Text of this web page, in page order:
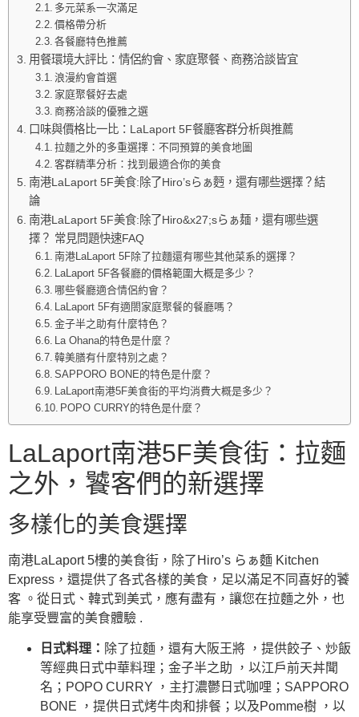
多元菜系一次滿足
價格帶分析
各餐廳特色推薦
用餐環境大評比：情侶約會、家庭聚餐、商務洽談皆宜
浪漫約會首選
家庭聚餐好去處
商務洽談的優雅之選
口味與價格比一比：LaLaport 5F餐廳客群分析與推薦
拉麵之外的多重選擇：不同預算的美食地圖
客群精準分析：找到最適合你的美食
南港LaLaport 5F美食:除了Hiro’sらぁ麪，還有哪些選擇？結
論
南港LaLaport 5F美食:除了Hiro&x27;sらぁ麺，還有哪些選
擇？ 常見問題快速FAQ
南港LaLaport 5F除了拉麵還有哪些其他菜系的選擇？
LaLaport 5F各餐廳的價格範圍大概是多少？
哪些餐廳適合情侶約會？
LaLaport 5F有適閤家庭聚餐的餐廳嗎？
金子半之助有什麼特色？
La Ohana的特色是什麼？
韓美膳有什麼特別之處？
SAPPORO BONE的特色是什麼？
LaLaport南港5F美食街的平均消費大概是多少？
POPO CURRY的特色是什麼？
LaLaport南港5F美食街：拉麵
之外，饕客們的新選擇
多樣化的美食選擇
南港LaLaport 5樓的美食街，除了Hiro’s らぁ麵 Kitchen
Express，還提供了各式各樣的美食，足以滿足不同喜好的饕
客 。從日式、韓式到美式，應有盡有，讓您在拉麵之外，也
能享受豐富的美食體驗 .
日式料理： 除了拉麵，還有大阪王將 ，提供餃子、炒飯
等經典日式中華料理；金子半之助 ，以江戶前天丼聞
名；POPO CURRY ，主打濃鬱日式咖哩；SAPPORO
BONE ，提供日式烤牛肉和排餐；以及Pomme樹 ，以